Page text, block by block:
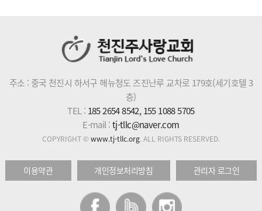
주소 : 중국 천진시 하서구 해뉴청도 즈진난루 교차로 179호(세기호텔 3
층)
TEL : 185 2654 8542, 155 1088 5705
E-mail :tj-tllc@naver.com
COPYRIGHT © www.tj-tllc.org. ALL RIGHTS RESERVED.
이용약관 개인정보처리방침 관리자 로그인